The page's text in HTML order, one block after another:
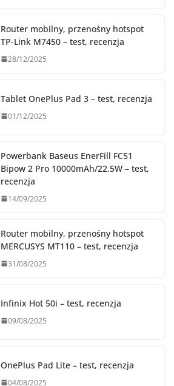
Router mobilny, przenośny hotspot
TP-Link M7450 – test, recenzja
28/12/2025
Tablet OnePlus Pad 3 – test, recenzja
01/12/2025
Powerbank Baseus EnerFill FC51
Bipow 2 Pro 10000mAh/22.5W – test,
recenzja
14/09/2025
Router mobilny, przenośny hotspot
MERCUSYS MT110 – test, recenzja
31/08/2025
Infinix Hot 50i – test, recenzja
09/08/2025
OnePlus Pad Lite – test, recenzja
04/08/2025